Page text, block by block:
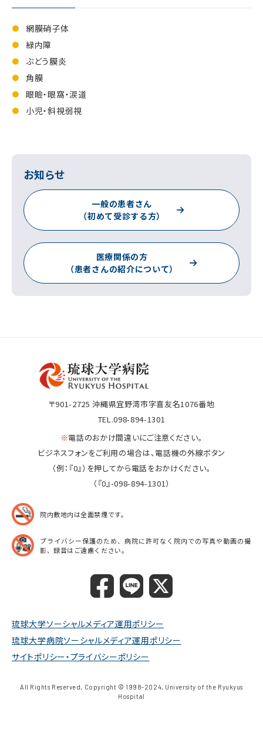
網膜硝子体
緑内障
ぶどう膜炎
角膜
眼瞼・眼窩・涙道
小児・斜視弱視
お知らせ
一般の患者さん
（初めて受診する方）
医療関係の方
（患者さんの紹介について）
〒901-2725 沖縄県宜野湾市字喜友名1076番地
TEL.098-894-1301
※電話のおかけ間違いにご注意ください。
ビジネスフォンをご利用の場合は、電話機の外線ボタン
（例：『0』）を押してから電話をおかけください。
（『0』-098-894-1301）
院内敷地内は全面禁煙です。
プライバシー保護のため、病院に許可なく院内での写真や動画の撮
影、録音はご遠慮ください。
琉球大学ソーシャルメディア運用ポリシー
琉球大学病院ソーシャルメディア運用ポリシー
サイトポリシー・プライバシーポリシー
All Rights Reserved, Copyright © 1998-2024, University of the Ryukyus
Hospital